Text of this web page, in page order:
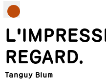
REGARD.
Tanguy Blum